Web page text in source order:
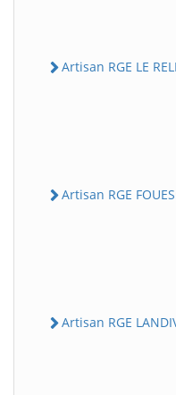
Artisan RGE LE
Artisan RGE
Artisan RGE